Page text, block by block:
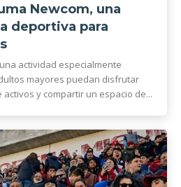
Newcom, una
deportiva para
actividad especialmente
mayores puedan disfrutar
y compartir un espacio de...